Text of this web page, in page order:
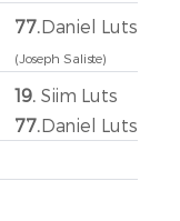
77.Daniel Luts
(Joseph Saliste)
19. Siim Luts
77.Daniel Luts